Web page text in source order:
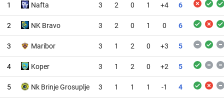
1 Nafta 3 2 0 1 +4 6
2 NK Bravo 3 2 0 1 0 6
3 Maribor 3 1 2 0 +3 5
4 Koper 3 1 2 0 +2 5
5 Nk Brinje Grosuplje 3 1 1 1 -1 4